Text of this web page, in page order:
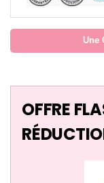
Une
OFFRE